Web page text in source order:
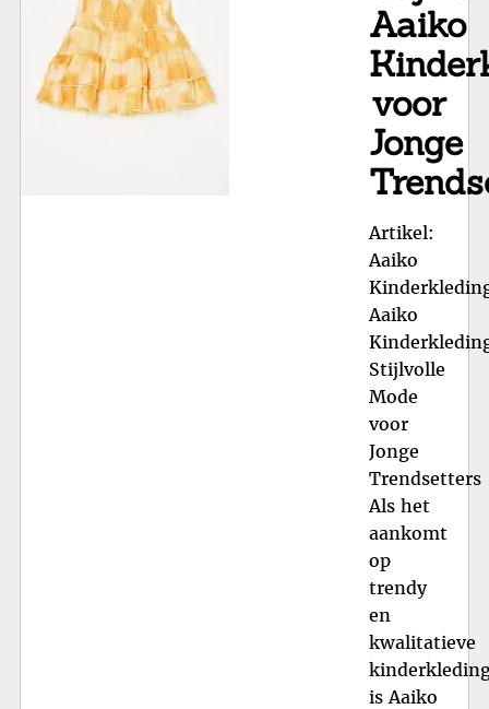
Elk
Aaiko
voor
Jonge
Artikel:
Aaiko
Aaiko
Stijlvolle
Mode
voor
Jonge
Trendsetters
Als het
aankomt
op
trendy
en
kwalitatieve
is Aaiko